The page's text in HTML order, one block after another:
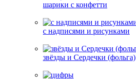
шарики с конфетти
с надписями и рисунками
звёзды и Сердечки (фольга)